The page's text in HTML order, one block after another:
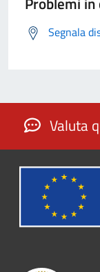
Segnala
Valuta